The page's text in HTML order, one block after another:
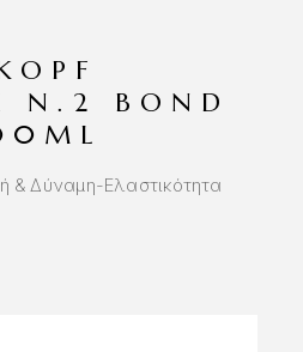
N.2 BOND
& Δύναμη-Ελαστικότητα